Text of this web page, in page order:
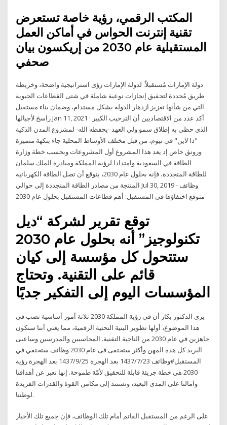
المكتب الرقمي، رؤية خاصة تستعرض
تقنية إنترنت الحواس في أماكن العمل
المستقبلية عام 2030 من إريكسون بيان
صحفي
دولة الإمارات مُستقبلاً. لدولة الإمارات رؤى استراتيجية واضحة، وخريطة
طريق مُحددة لتحقيق إنجازات نوعية شاملة في شتى القطاعات الحيوية
التي من شأنها تعزيز ازدهار الدولة بشكل مستدام، وضمان بناء مستقبل
راسخ لأجيالها Jan 11, 2021 · أكد عدد من الاقتصاديين أن الترحيب الكبير
الذي حظي به إطلاق سمو ولي العهد -يحفظه الله- لمشروع المدن الذكية
"ذا لاين" في نيوم، من قبل مختلف الأوساط المحلية جاء بنكهة متميزة
ورونق خاص إذ يعد هذا المشروع أول المشروعات وبحسب خطة وزارة
الطاقة في السعودية وامتدادا لرؤية المملكة ومبادرة الملك سلمان
للطاقة المتجددة، فإنه بحلول عام 2030، يتوقع أن تصل الطاقة الكهربائية
المنتجة من مصادر الطاقة المتجددة إلى حوالي Jul 30, 2019 - وظائف
متوقع اختفاؤها في المستقبل: أهم قطاعات المستقبل بحلول عام 2030
توقع تقرير لشركة “ديل
تكنولوجيز” أنه بحلول عام 2030
ستتحول كل مؤسسة إلى كيان
قائم على التقنية. وتحتاج
المؤسسات اليوم إلى التفكير جديًا
يرى الدكتور بكار أن في رؤية المملكة 2030 ثلاثة أمور أساسية تصب في
هذا الموضوع، أولها تطوير البنية التحتية الرقمية، مما يعني أننا سنكون
جاهزين في عام 2030 من الناحية التقنية. المحاسبين والمدرسين وساعىى
البريد كل هذه المهن وأكثر ستختفى فى عام 2030 وظائف ستختفي في
المستقبل#وظائف 23‏‏/7‏‏/1437 بعد الهجرة 25‏‏/9‏‏/1437 بعد الهجرة رؤية
2030 هي خطة جريئة قابلة للتحقيق لأمّة طموحة. إنها تعبر عن أهدافنا
وآمالنا على المدى البعيد، وتستند إلى مكامن القوة والقدرات الفريدة
لوطننا.
على الرغم من المستقبل القاتم أمام تلك الوظائف، فإن جميع تلك الأخبار